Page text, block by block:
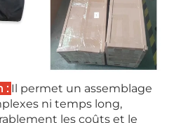
: Il permet un assemblage
ni temps long,
les coûts et le